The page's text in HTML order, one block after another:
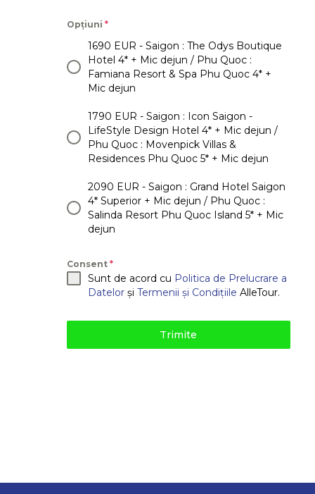
Opțiuni *
1690 EUR - Saigon : The Odys Boutique
Hotel 4* + Mic dejun / Phu Quoc :
Famiana Resort & Spa Phu Quoc 4* +
Mic dejun
1790 EUR - Saigon : Icon Saigon -
LifeStyle Design Hotel 4* + Mic dejun /
Phu Quoc : Movenpick Villas &
Residences Phu Quoc 5* + Mic dejun
2090 EUR - Saigon : Grand Hotel Saigon
4* Superior + Mic dejun / Phu Quoc :
Salinda Resort Phu Quoc Island 5* + Mic
dejun
Consent *
Sunt de acord cu Politica de Prelucrare a
Datelorși Termenii și Condițiile AlleTour.
Trimite